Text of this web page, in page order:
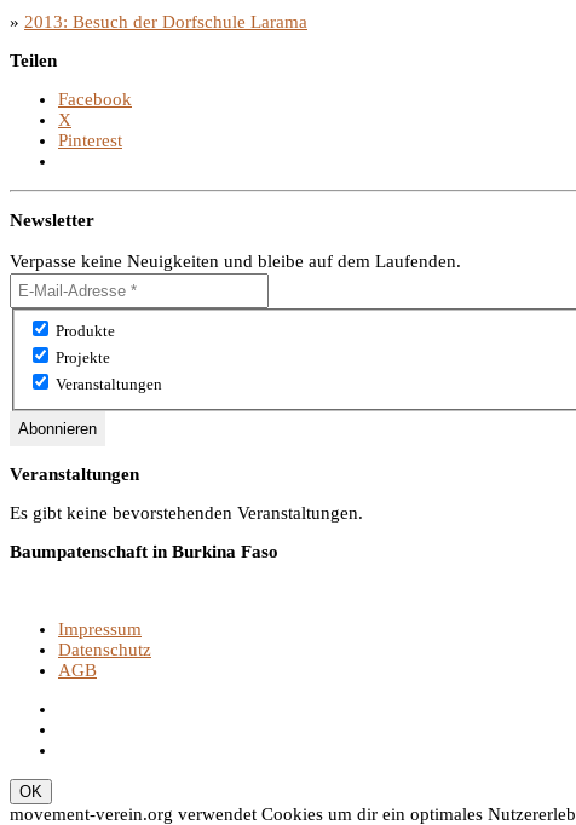
» 2013: Besuch der Dorfschule Larama
Teilen
Facebook
X
Pinterest
Newsletter
Verpasse keine Neuigkeiten und bleibe auf dem Laufenden.
Produkte
Projekte
Veranstaltungen
Veranstaltungen
Es gibt keine bevorstehenden Veranstaltungen.
Baumpatenschaft in Burkina Faso
Impressum
Datenschutz
AGB
movement-verein.org verwendet Cookies um dir ein optimales